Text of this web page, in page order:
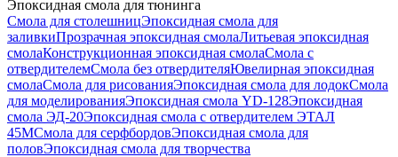
Эпоксидная смола для тюнинга
Смола для столешницЭпоксидная смола для
заливкиПрозрачная эпоксидная смолаЛитьевая эпоксидная
смолаКонструкционная эпоксидная смолаСмола с
отвердителемСмола без отвердителяЮвелирная эпоксидная
смолаСмола для рисованияЭпоксидная смола для лодокСмола
для моделированияЭпоксидная смола YD-128Эпоксидная
смола ЭД-20Эпоксидная смола с отвердителем ЭТАЛ
45МСмола для серфбордовЭпоксидная смола для
половЭпоксидная смола для творчества